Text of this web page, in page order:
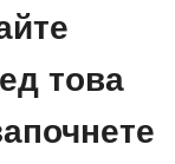
това